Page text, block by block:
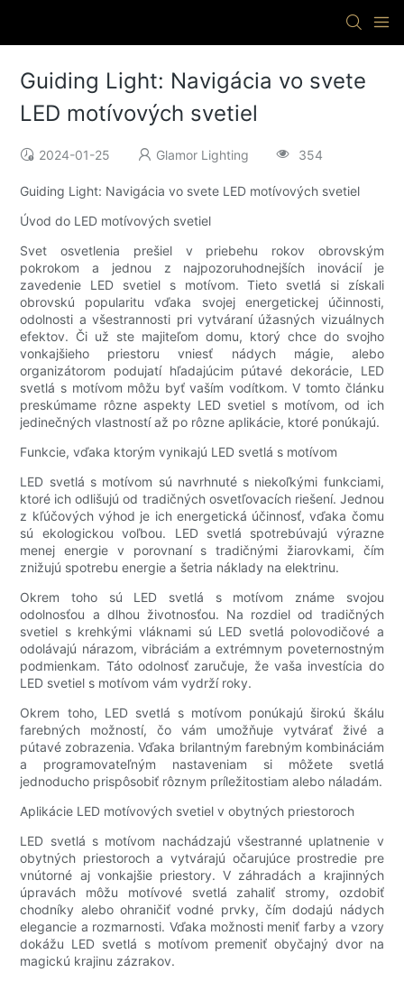
Guiding Light: Navigácia vo svete
LED motívových svetiel
2024-01-25 Glamor Lighting 354
Guiding Light: Navigácia vo svete LED motívových svetiel
Úvod do LED motívových svetiel
Svet osvetlenia prešiel v priebehu rokov obrovským
pokrokom a jednou z najpozoruhodnejších inovácií je
zavedenie LED svetiel s motívom. Tieto svetlá si získali
obrovskú popularitu vďaka svojej energetickej účinnosti,
odolnosti a všestrannosti pri vytváraní úžasných vizuálnych
efektov. Či už ste majiteľom domu, ktorý chce do svojho
vonkajšieho priestoru vniesť nádych mágie, alebo
organizátorom podujatí hľadajúcim pútavé dekorácie, LED
svetlá s motívom môžu byť vaším vodítkom. V tomto článku
preskúmame rôzne aspekty LED svetiel s motívom, od ich
jedinečných vlastností až po rôzne aplikácie, ktoré ponúkajú.
Funkcie, vďaka ktorým vynikajú LED svetlá s motívom
LED svetlá s motívom sú navrhnuté s niekoľkými funkciami,
ktoré ich odlišujú od tradičných osvetľovacích riešení. Jednou
z kľúčových výhod je ich energetická účinnosť, vďaka čomu
sú ekologickou voľbou. LED svetlá spotrebúvajú výrazne
menej energie v porovnaní s tradičnými žiarovkami, čím
znižujú spotrebu energie a šetria náklady na elektrinu.
Okrem toho sú LED svetlá s motívom známe svojou
odolnosťou a dlhou životnosťou. Na rozdiel od tradičných
svetiel s krehkými vláknami sú LED svetlá polovodičové a
odolávajú nárazom, vibráciám a extrémnym poveternostným
podmienkam. Táto odolnosť zaručuje, že vaša investícia do
LED svetiel s motívom vám vydrží roky.
Okrem toho, LED svetlá s motívom ponúkajú širokú škálu
farebných možností, čo vám umožňuje vytvárať živé a
pútavé zobrazenia. Vďaka brilantným farebným kombináciám
a programovateľným nastaveniam si môžete svetlá
jednoducho prispôsobiť rôznym príležitostiam alebo náladám.
Aplikácie LED motívových svetiel v obytných priestoroch
LED svetlá s motívom nachádzajú všestranné uplatnenie v
obytných priestoroch a vytvárajú očarujúce prostredie pre
vnútorné aj vonkajšie priestory. V záhradách a krajinných
úpravách môžu motívové svetlá zahaliť stromy, ozdobiť
chodníky alebo ohraničiť vodné prvky, čím dodajú nádych
elegancie a rozmarnosti. Vďaka možnosti meniť farby a vzory
dokážu LED svetlá s motívom premeniť obyčajný dvor na
magickú krajinu zázrakov.